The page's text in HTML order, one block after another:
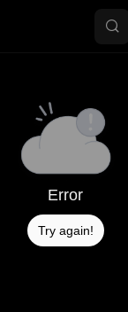
Error
Try again!